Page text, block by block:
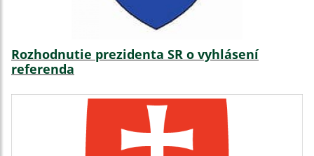
Rozhodnutie prezidenta SR o vyhlásení
referenda